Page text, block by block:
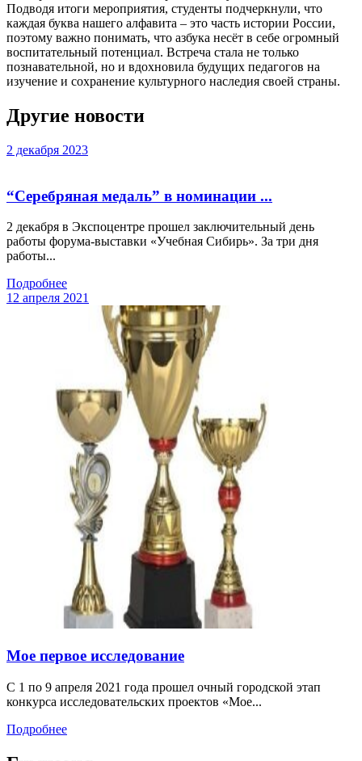
Подводя итоги мероприятия, студенты подчеркнули, что
каждая буква нашего алфавита – это часть истории России,
поэтому важно понимать, что азбука несёт в себе огромный
воспитательный потенциал. Встреча стала не только
познавательной, но и вдохновила будущих педагогов на
изучение и сохранение культурного наследия своей страны.
Другие новости
2 декабря 2023
“Серебряная медаль” в номинации ...
2 декабря в Экспоцентре прошел заключительный день
работы форума-выставки «Учебная Сибирь». За три дня
работы...
Подробнее
12 апреля 2021
Мое первое исследование
С 1 по 9 апреля 2021 года прошел очный городской этап
конкурса исследовательских проектов «Мое...
Подробнее